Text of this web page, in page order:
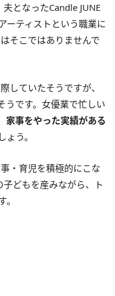
となったCandle JUNE
ーティストという職業に
そこではありませんで
していたそうですが、
うです。女優業で忙しい
家事をやった実績がある
う。
・育児を積極的にこな
どもを産みながら、ト